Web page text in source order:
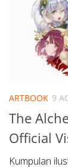
ARTBOOK 9
The
Official
Kumpulan